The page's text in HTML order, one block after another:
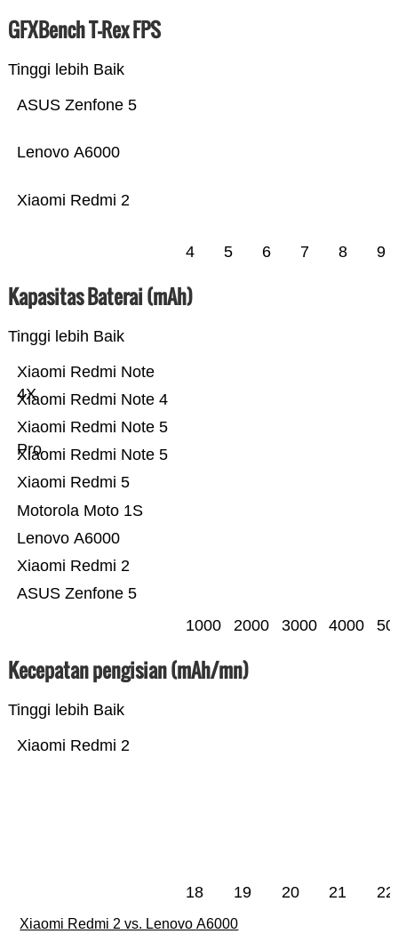
GFXBench T-Rex FPS
Tinggi lebih Baik
Xiaomi Redmi 2
Lenovo A6000
ASUS Zenfone 5
4 5 6 7 8 9
Kapasitas Baterai (mAh)
Tinggi lebih Baik
ASUS Zenfone 5
Xiaomi Redmi 2
Lenovo A6000
Motorola Moto 1S
Xiaomi Redmi 5
Xiaomi Redmi Note 5
Xiaomi Redmi Note 5
Pro
Xiaomi Redmi Note 4
Xiaomi Redmi Note
4X
1000 2000 3000 4000
Kecepatan pengisian (mAh/mn)
Tinggi lebih Baik
Xiaomi Redmi 2
18 19 20 21 22
Xiaomi Redmi 2 vs. Lenovo A6000